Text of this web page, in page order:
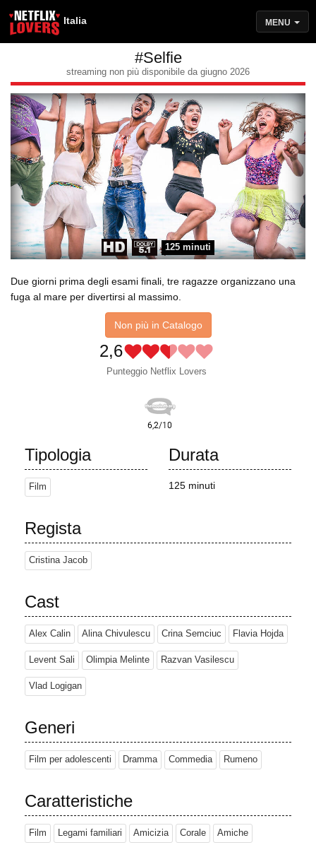
Italia MENU
#Selfie
streaming non più disponibile da giugno 2026
125 minuti
Due giorni prima degli esami finali, tre ragazze organizzano una
fuga al mare per divertirsi al massimo.
Non più in Catalogo
2,6
Punteggio Netflix Lovers
Tipologia
Film
Durata
125 minuti
Regista
Cristina Jacob
Cast
Alex Calin Alina Chivulescu Crina Semciuc Flavia Hojda
Levent Sali Olimpia Melinte Razvan Vasilescu
Vlad Logigan
Generi
Film per adolescenti Dramma Commedia Rumeno
Caratteristiche
Film Legami familiari Amicizia Corale Amiche